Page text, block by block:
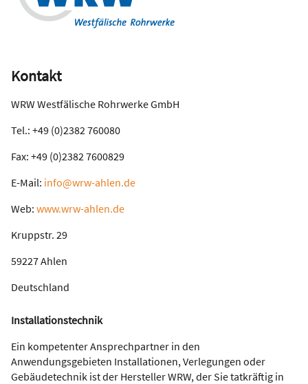
Kontakt
WRW Westfälische Rohrwerke GmbH
Tel.: +49 (0)2382 760080
Fax: +49 (0)2382 7600829
E-Mail: info@wrw-ahlen.de
Web: www.wrw-ahlen.de
Kruppstr. 29
59227 Ahlen
Deutschland
Installationstechnik
Ein kompetenter Ansprechpartner in den
Anwendungsgebieten Installationen, Verlegungen oder
Gebäudetechnik ist der Hersteller WRW, der Sie tatkräftig in